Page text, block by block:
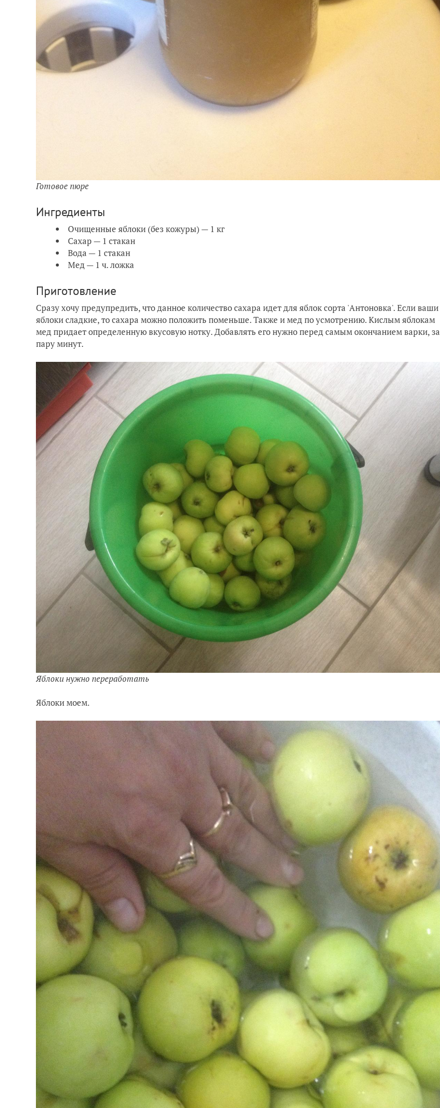
Готовое пюре
Ингредиенты
Очищенные яблоки (без кожуры) — 1 кг
Сахар — 1 стакан
Вода — 1 стакан
Мед — 1 ч. ложка
Приготовление
Сразу хочу предупредить, что данное количество сахара идет для яблок сорта 'Антоновка'. Если ваши
яблоки сладкие, то сахара можно положить поменьше. Также и мед по усмотрению. Кислым яблокам
мед придает определенную вкусовую нотку. Добавлять его нужно перед самым окончанием варки, за
пару минут.
Яблоки нужно переработать
Яблоки моем.